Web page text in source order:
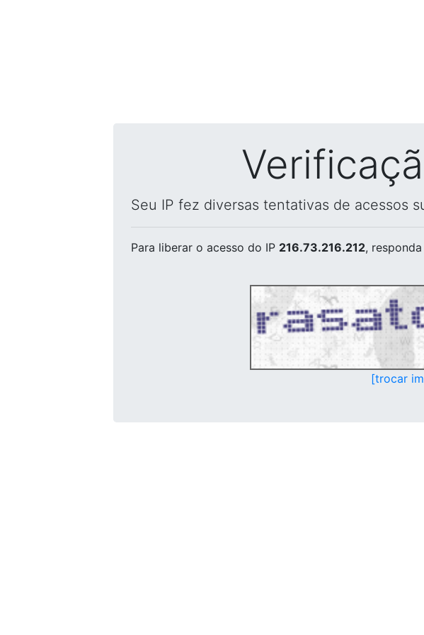
Seu IP fez diversas tentativas de acessos
Para liberar o acesso do IP 216.73.216.212,
[trocar